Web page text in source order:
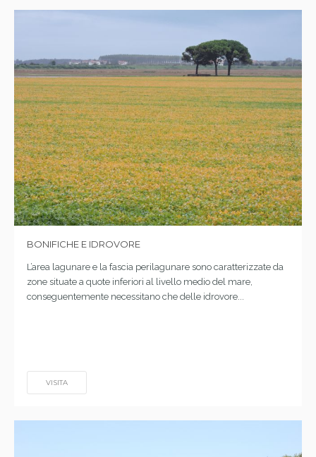
BONIFICHE E IDROVORE
L’area lagunare e la fascia perilagunare sono caratterizzate da
zone situate a quote inferiori al livello medio del mare,
conseguentemente necessitano che delle idrovore...
VISITA